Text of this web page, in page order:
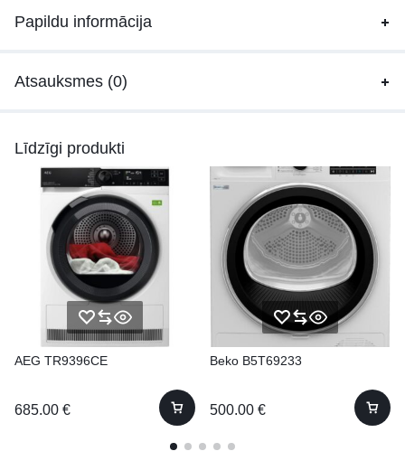
Papildu informācija
Atsauksmes (0)
Līdzīgi produkti
AEG TR9396CE
685.00 €
Beko B5T69233
500.00 €